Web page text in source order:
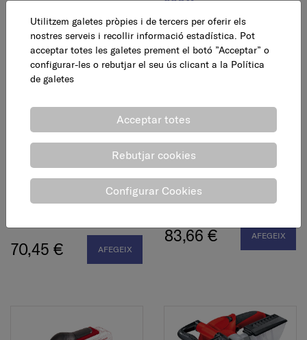
53,52 € AFEGEIX
46,95 € AFEGEIX
Serra de calar pendular,
70,45 € AFEGEIX
Serra circular, 1250W
83,66 € AFEGEIX
Utilitzem galetes pròpies i de tercers per oferir els
nostres serveis i recollir informació estadística. Pot
acceptar totes les galetes prement el botó ”Acceptar” o
configurar-les o rebutjar el seu ús clicant a la Política
de galetes
Acceptar totes
Rebutjar cookies
Configurar Cookies